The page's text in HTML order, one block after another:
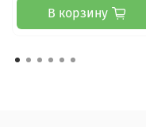
В корзину